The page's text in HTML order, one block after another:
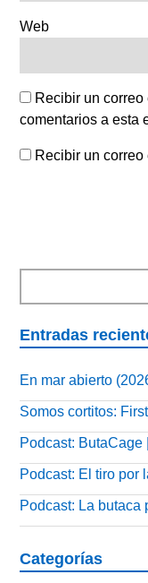
Web
Recibir un
comentarios a esta
Recibir un
Entradas
En mar abierto
Somos cortitos:
Podcast: ButaCage
Podcast: El tiro por
Podcast: La butaca
Categorías